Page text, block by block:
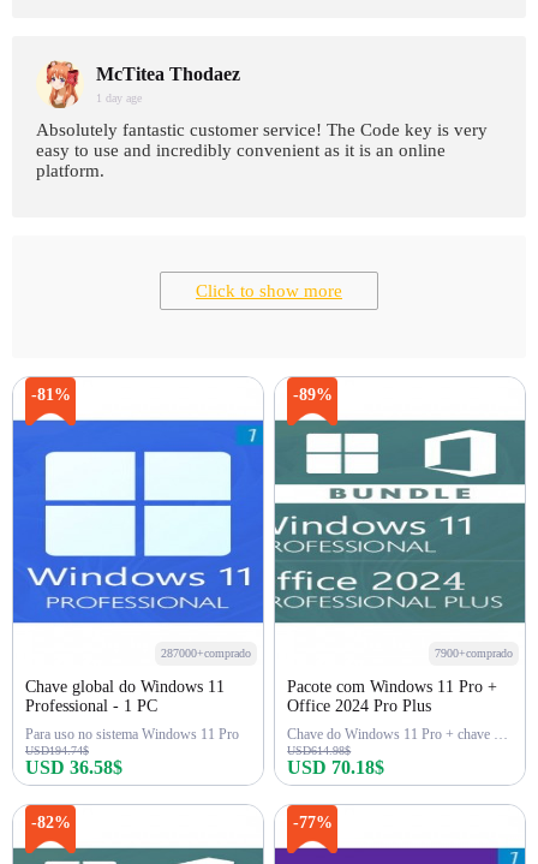
McTitea Thodaez
1 day age
Absolutely fantastic customer service! The Code key is very
easy to use and incredibly convenient as it is an online
platform.
Click to show more
-81%
287000+comprado
Chave global do Windows 11
Professional - 1 PC
Para uso no sistema Windows 11 Pro
USD194.74$
USD 36.58$
-89%
7900+comprado
Pacote com Windows 11 Pro +
Office 2024 Pro Plus
Chave do Windows 11 Pro + chave do Office 2024 Pro Plus
USD614.98$
USD 70.18$
-82% -77%